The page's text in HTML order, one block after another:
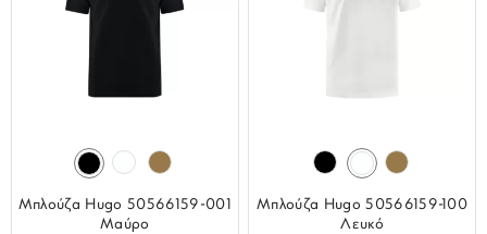
Μπλούζα Hugo 50566159-001
Μαύρο
Μπλούζα Hugo 50566159-100
Λευκό